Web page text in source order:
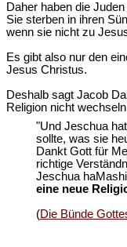
Daher haben die
Sie sterben in ihren
wenn sie nicht zu
Es gibt also nur den
Jesus Christus.
Deshalb sagt Jacob
Religion nicht
"Und Jeschua
sollte, was sie
Dankt Gott für
richtige
Jeschua
eine neue
(Die Bünde